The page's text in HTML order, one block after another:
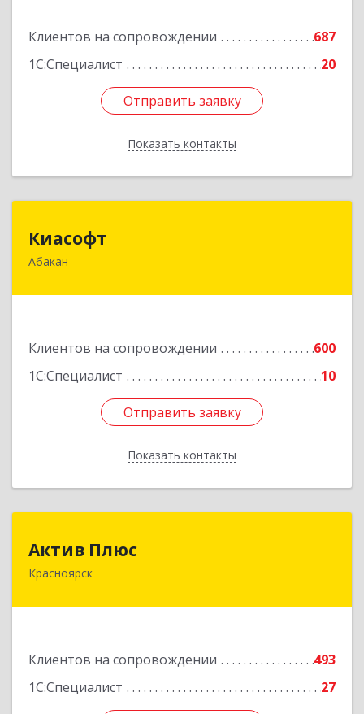
Клиентов на сопровождении
687
1С:Специалист
20
Отправить заявку
Показать контакты
Отправить заявку
Назад
Киасофт
Абакан
Клиентов на сопровождении
600
1С:Специалист
10
Отправить заявку
Показать контакты
655017, Хакасия Респ, Абакан г, Ивана Ярыгина
Отправить заявку
Назад
Актив Плюс
Красноярск
Клиентов на сопровождении
493
1С:Специалист
27
660017, Красноярский край, Красноярск г,